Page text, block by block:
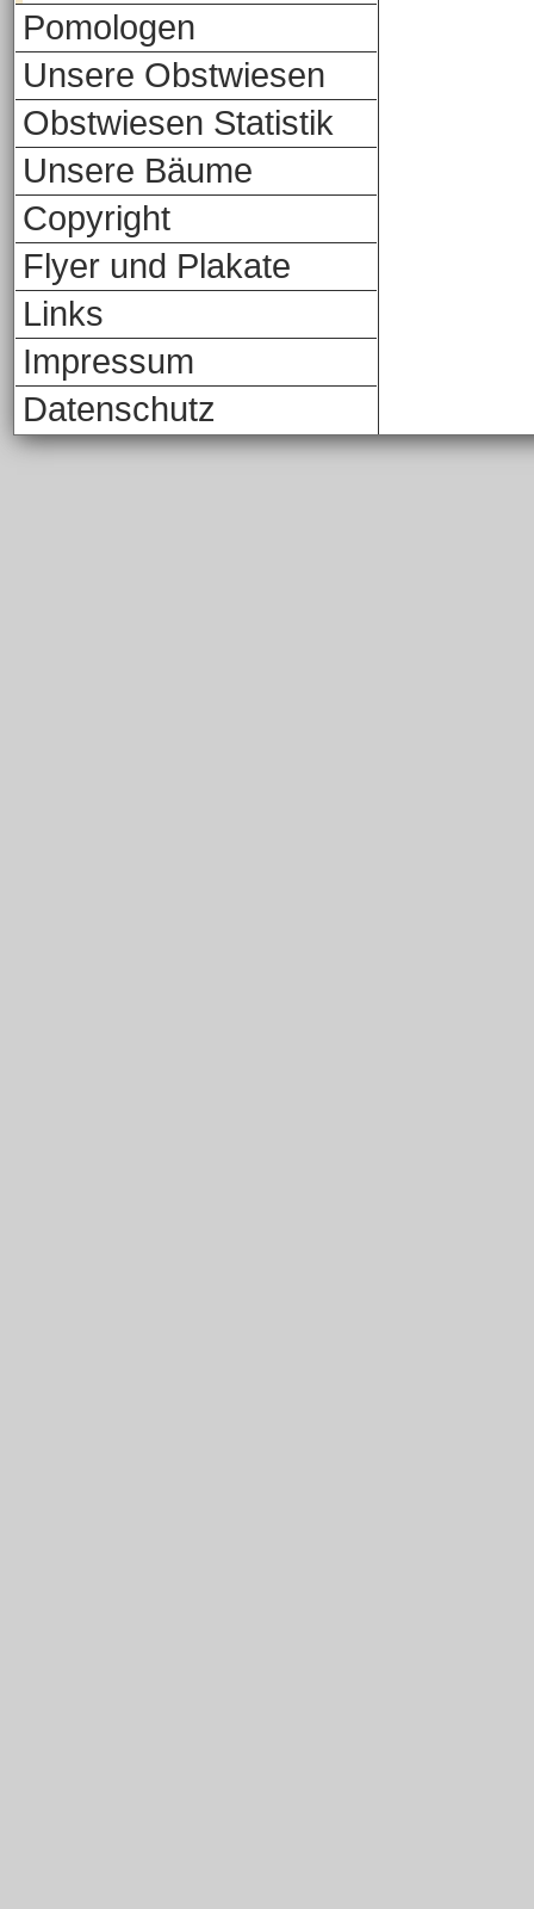
Pomologen
Unsere Obstwiesen
Obstwiesen Statistik
Unsere Bäume
Copyright
Flyer und Plakate
Links
Impressum
Datenschutz